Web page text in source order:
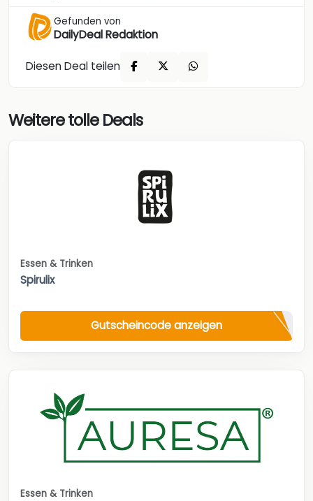
Gefunden von
DailyDeal Redaktion
Diesen Deal teilen
Weitere tolle Deals
Essen & Trinken
Spirulix
Gutscheincode anzeigen
Essen & Trinken